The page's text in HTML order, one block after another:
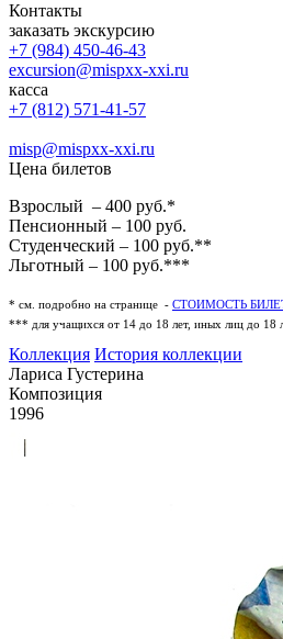
Контакты
заказать экскурсию
+7 (984) 450-46-43
excursion@mispxx-xxi.ru
касса
+7 (812) 571-41-57
misp@mispxx-xxi.ru
Цена билетов
Взрослый – 400 руб.*
Пенсионный – 100 руб.
Студенческий – 100 руб.**
Льготный – 100 руб.***
* см. подробно на странице - СТОИМОСТЬ
*** для учащихся от 14 до 18 лет, иных лиц до 18
Коллекция История коллекции
Лариса Густерина
Композиция
1996